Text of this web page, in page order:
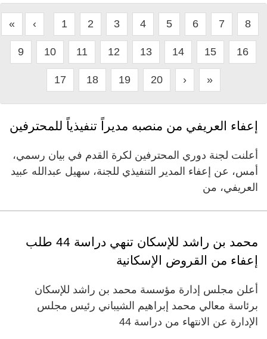
« ‹ 1 2 3 4 5 6 7 8
9 10 11 12 13 14 15 16
17 18 19 20 › »
إعفاء العريفي من منصبه مديراً تنفيذياً للمحترفين
أعلنت لجنة دوري المحترفين لكرة القدم في بيان رسمي،
أمس، عن إعفاء المدير التنفيذي للجنة، سهيل عبدالله عبيد
العريفي، من
محمد بن راشد للإسكان تنهي دراسة 44 طلب
إعفاء من القروض الإسكانية
أعلن مجلس إدارة مؤسسة محمد بن راشد للإسكان
برئاسة معالي محمد إبراهيم الشيباني رئيس مجلس
الإدارة عن الانتهاء من دراسة 44